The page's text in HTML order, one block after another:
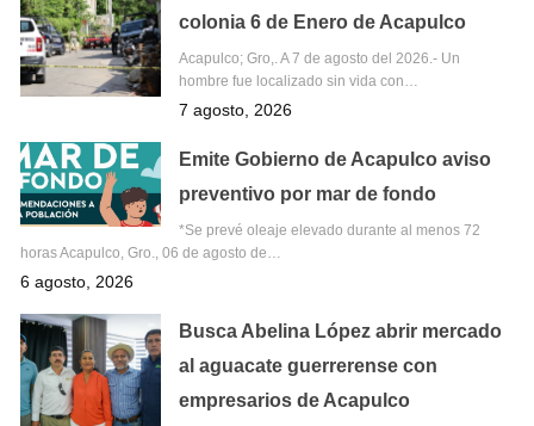
colonia 6 de Enero de Acapulco
Acapulco; Gro,. A 7 de agosto del 2026.- Un
hombre fue localizado sin vida con…
7 agosto, 2026
Emite Gobierno de Acapulco aviso
preventivo por mar de fondo
*Se prevé oleaje elevado durante al menos 72
horas Acapulco, Gro., 06 de agosto de…
6 agosto, 2026
Busca Abelina López abrir mercado
al aguacate guerrerense con
empresarios de Acapulco